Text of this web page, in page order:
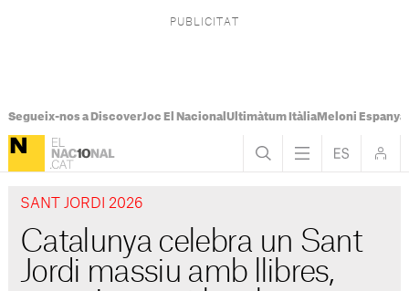
Segueix-nos a DiscoverJoc El Nacional Ultimàtum ItàliaMeloni Espanya
SANT JORDI 2026
Catalunya celebra un Sant
Jordi massiu amb llibres,